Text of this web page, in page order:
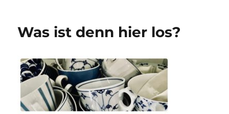
Was ist denn hier los?